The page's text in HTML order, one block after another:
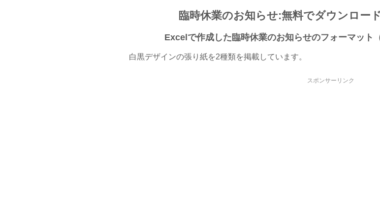
臨時休業のお知らせ:無料でダウンロー
Excelで作成した臨時休業のお知らせのフォーマット
白黒デザインの張り紙を2種類を掲載しています。
スポンサーリンク